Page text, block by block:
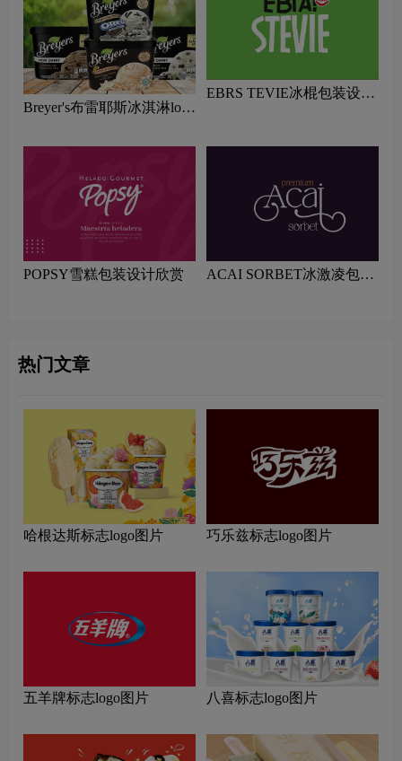
Breyer's布雷耶斯冰淇淋logo
EBRS TEVIE冰棍包装设计
POPSY雪糕包装设计欣赏
ACAI SORBET冰激凌包装
热门文章
哈根达斯标志logo图片 巧乐兹标志logo图片
五羊牌标志logo图片 八喜标志logo图片